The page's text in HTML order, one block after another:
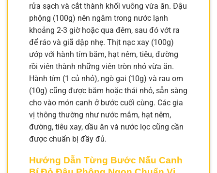
rửa sạch và cắt thành khối vuông vừa ăn. Đậu
phộng (100g) nên ngâm trong nước lạnh
khoảng 2-3 giờ hoặc qua đêm, sau đó vớt ra
để ráo và giã dập nhẹ. Thịt nạc xay (100g)
ướp với hành tím băm, hạt nêm, tiêu, đường
rồi viên thành những viên tròn nhỏ vừa ăn.
Hành tím (1 củ nhỏ), ngò gai (10g) và rau om
(10g) cũng được băm hoặc thái nhỏ, sẵn sàng
cho vào món canh ở bước cuối cùng. Các gia
vị thông thường như nước mắm, hạt nêm,
đường, tiêu xay, dầu ăn và nước lọc cũng cần
được chuẩn bị đầy đủ.
Hướng Dẫn Từng Bước Nấu Canh